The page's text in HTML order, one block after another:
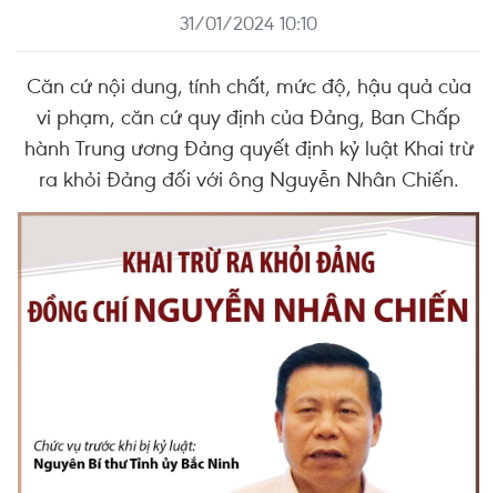
31/01/2024 10:10
Căn cứ nội dung, tính chất, mức độ, hậu quả của
vi phạm, căn cứ quy định của Đảng, Ban Chấp
hành Trung ương Đảng quyết định kỷ luật Khai trừ
ra khỏi Đảng đối với ông Nguyễn Nhân Chiến.